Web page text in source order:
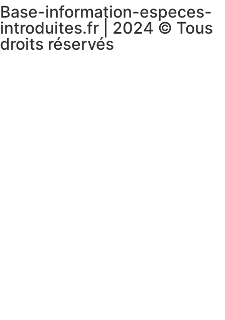
Base-information-especes-
introduites.fr | 2024 © Tous
droits réservés